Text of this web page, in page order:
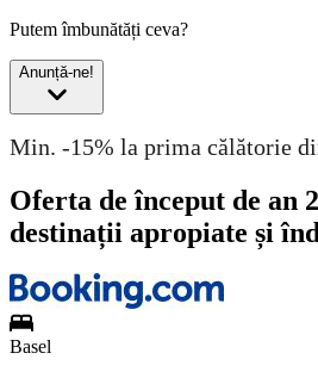
Putem îmbunătăți ceva?
Anunță-ne!
Min. -15% la prima călătorie
Oferta de început de an
destinații apropiate și
Basel